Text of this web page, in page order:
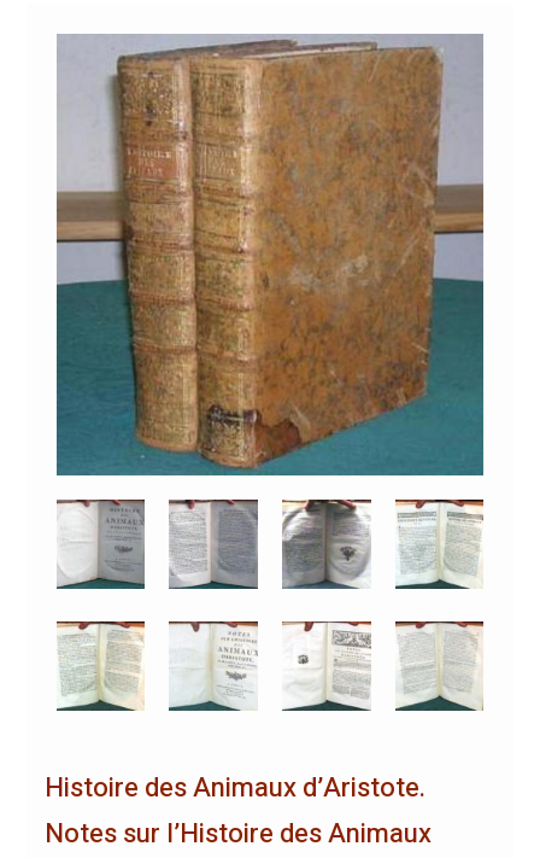
Histoire des Animaux d’Aristote.
Notes sur l’Histoire des Animaux